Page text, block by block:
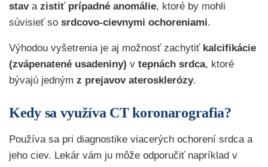
stav a zistiť prípadné anomálie, ktoré by mohli
súvisieť so srdcovo-cievnymi ochoreniami.
Výhodou vyšetrenia je aj možnosť zachytiťkalcifikácie
(zvápenatené usadeniny) v tepnách srdca, ktoré
bývajú jedným z prejavov aterosklerózy.
Kedy sa využíva CT koronarografia?
Používa sa pri diagnostike viacerých ochorení srdca a
jeho ciev. Lekár vám ju môže odporučiť napríklad v